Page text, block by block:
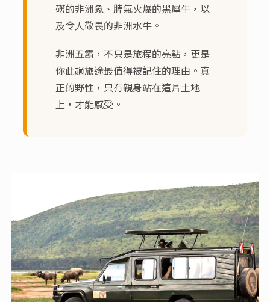
礡的非洲象、脾氣火爆的黑犀牛，以
及令人敬畏的非洲水牛。
非洲五霸，不只是旅程的亮點，更是
你此趟旅途最值得被記住的理由。真
正的野性，只有親身站在這片土地
上，才能感受。